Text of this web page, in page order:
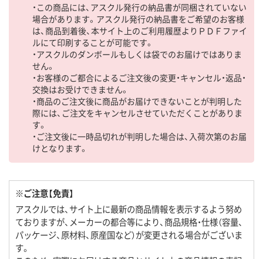
・この商品には、アスクル発行の納品書が同梱されていない
場合があります。アスクル発行の納品書をご希望のお客様
は、商品到着後、本サイト上のご利用履歴よりＰＤＦファイ
ルにて印刷することが可能です。
・アスクルのダンボールもしくは袋でのお届けではありま
せん。
・お客様のご都合によるご注文後の変更・キャンセル・返品・
交換はお受けできません。
・商品のご注文後に商品がお届けできないことが判明した
際には、ご注文をキャンセルさせていただくことがありま
す。
・ご注文後に一時品切れが判明した場合は、入荷次第のお届
けとなります。
※ご注意【免責】
アスクルでは、サイト上に最新の商品情報を表示するよう努め
ておりますが、メーカーの都合等により、商品規格・仕様（容量、
パッケージ、原材料、原産国など）が変更される場合がございま
す。